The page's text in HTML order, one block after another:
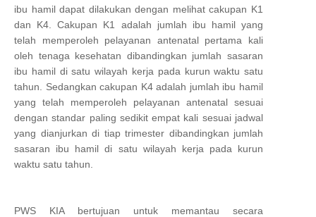
ibu hamil dapat dilakukan dengan melihat cakupan K1
dan K4. Cakupan K1 adalah jumlah ibu hamil yang
telah memperoleh pelayanan antenatal pertama kali
oleh tenaga kesehatan dibandingkan jumlah sasaran
ibu hamil di satu wilayah kerja pada kurun waktu satu
tahun. Sedangkan cakupan K4 adalah jumlah ibu hamil
yang telah memperoleh pelayanan antenatal sesuai
dengan standar paling sedikit empat kali sesuai jadwal
yang dianjurkan di tiap trimester dibandingkan jumlah
sasaran ibu hamil di satu wilayah kerja pada kurun
waktu satu tahun.
PWS KIA bertujuan untuk memantau secara